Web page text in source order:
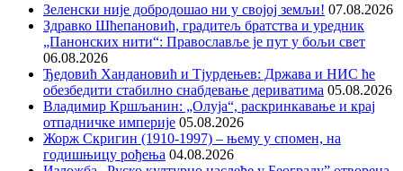
Зеленски није добродошао ни у својој земљи! 07.08.2026
Здравко Шћепановић, градитељ братства и уредник
„Панонских нити“: Православље је пут у бољи свет
06.08.2026
Ђедовић Хандановић и Тјурдењев: Држава и НИС ће
обезбедити стабилно снабдевање дериватима 05.08.2026
Владимир Кршљанин: „Олуја“, раскринкавање и крај
отпадничке империје 05.08.2026
Жорж Скригин (1910-1997) – њему у спомен, на
годишњицу рођења 04.08.2026